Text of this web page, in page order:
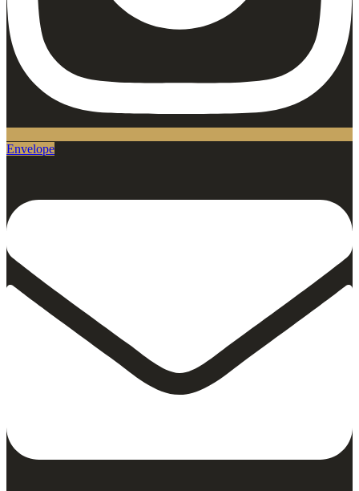
Envelope